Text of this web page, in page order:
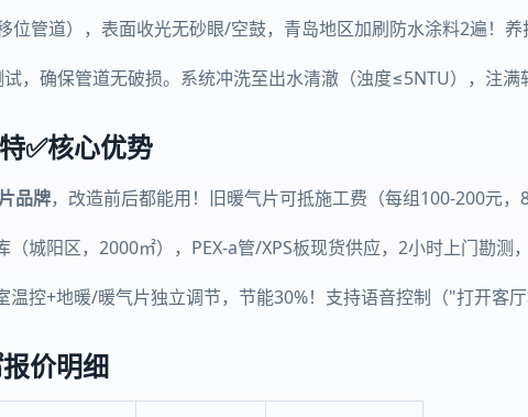
位管道），表面收光无砂眼/空鼓，青岛地区加刷防水涂料2遍！养
，确保管道无破损。系统冲洗至出水清澈（浊度≤5NTU），注满
✅核心优势
品牌，改造前后都能用！旧暖气片可抵施工费（每组100-200元，
（城阳区，2000㎡），PEX-a管/XPS板现货供应，2小时上门勘测
温控+地暖/暖气片独立调节，节能30%！支持语音控制（"打开客厅
价明细